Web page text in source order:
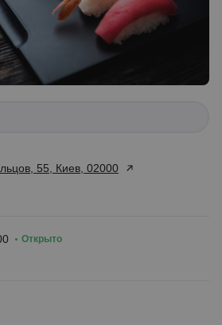
55, Киев, 02000
Открыто